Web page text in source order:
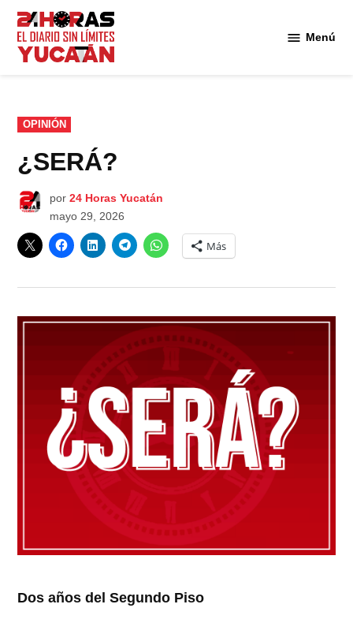
Saltar
contenido
Menú
PUBLICADO
EN
OPINIÓN
¿SERÁ?
por 24 Horas Yucatán
mayo 29, 2026
Más
Dos años del Segundo Piso